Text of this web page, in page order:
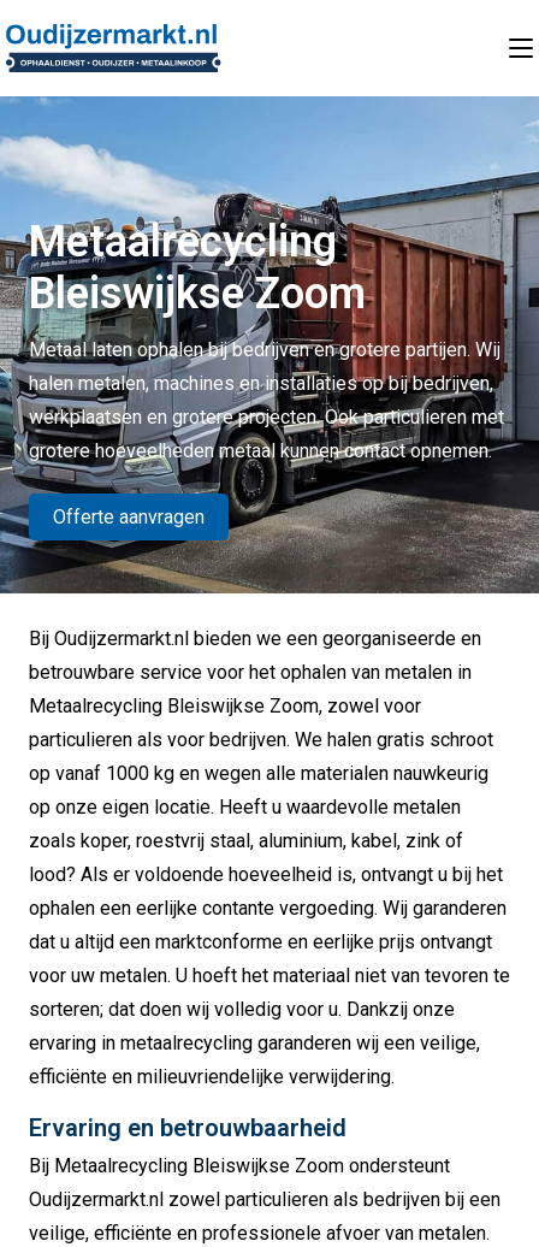
Metaalrecycling
Bleiswijkse Zoom
Metaal laten ophalen bij bedrijven en grotere partijen. Wij
halen metalen, machines en installaties op bij bedrijven,
werkplaatsen en grotere projecten. Ook particulieren met
grotere hoeveelheden metaal kunnen contact opnemen.
Offerte aanvragen
Bij Oudijzermarkt.nl bieden we een georganiseerde en
betrouwbare service voor het ophalen van metalen in
Metaalrecycling Bleiswijkse Zoom, zowel voor
particulieren als voor bedrijven. We halen gratis schroot
op vanaf 1000 kg en wegen alle materialen nauwkeurig
op onze eigen locatie. Heeft u waardevolle metalen
zoals koper, roestvrij staal, aluminium, kabel, zink of
lood? Als er voldoende hoeveelheid is, ontvangt u bij het
ophalen een eerlijke contante vergoeding. Wij garanderen
dat u altijd een marktconforme en eerlijke prijs ontvangt
voor uw metalen. U hoeft het materiaal niet van tevoren te
sorteren; dat doen wij volledig voor u. Dankzij onze
ervaring in metaalrecycling garanderen wij een veilige,
efficiënte en milieuvriendelijke verwijdering.
Ervaring en betrouwbaarheid
Bij Metaalrecycling Bleiswijkse Zoom ondersteunt
Oudijzermarkt.nl zowel particulieren als bedrijven bij een
veilige, efficiënte en professionele afvoer van metalen.